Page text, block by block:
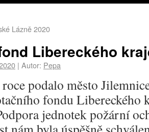
Lázně 2020
Libereckého
| Autor: Pepa
podalo město
fondu Libereckého
jednotek požární